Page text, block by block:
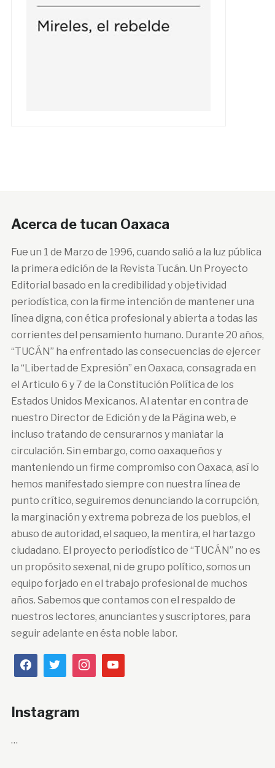
Acerca de tucan Oaxaca
Fue un 1 de Marzo de 1996, cuando salió a la luz pública
la primera edición de la Revista Tucán. Un Proyecto
Editorial basado en la credibilidad y objetividad
periodística, con la firme intención de mantener una
línea digna, con ética profesional y abierta a todas las
corrientes del pensamiento humano. Durante 20 años,
“TUCÁN” ha enfrentado las consecuencias de ejercer
la “Libertad de Expresión” en Oaxaca, consagrada en
el Articulo 6 y 7 de la Constitución Política de los
Estados Unidos Mexicanos. Al atentar en contra de
nuestro Director de Edición y de la Página web, e
incluso tratando de censurarnos y maniatar la
circulación. Sin embargo, como oaxaqueños y
manteniendo un firme compromiso con Oaxaca, así lo
hemos manifestado siempre con nuestra línea de
punto crítico, seguiremos denunciando la corrupción,
la marginación y extrema pobreza de los pueblos, el
abuso de autoridad, el saqueo, la mentira, el hartazgo
ciudadano. El proyecto periodístico de “TUCÁN” no es
un propósito sexenal, ni de grupo político, somos un
equipo forjado en el trabajo profesional de muchos
años. Sabemos que contamos con el respaldo de
nuestros lectores, anunciantes y suscriptores, para
seguir adelante en ésta noble labor.
Instagram
…